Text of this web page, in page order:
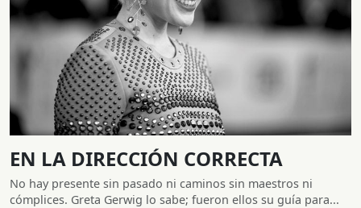
EN LA DIRECCIÓN CORRECTA
No hay presente sin pasado ni caminos sin maestros ni
cómplices. Greta Gerwig lo sabe; fueron ellos su guía para...